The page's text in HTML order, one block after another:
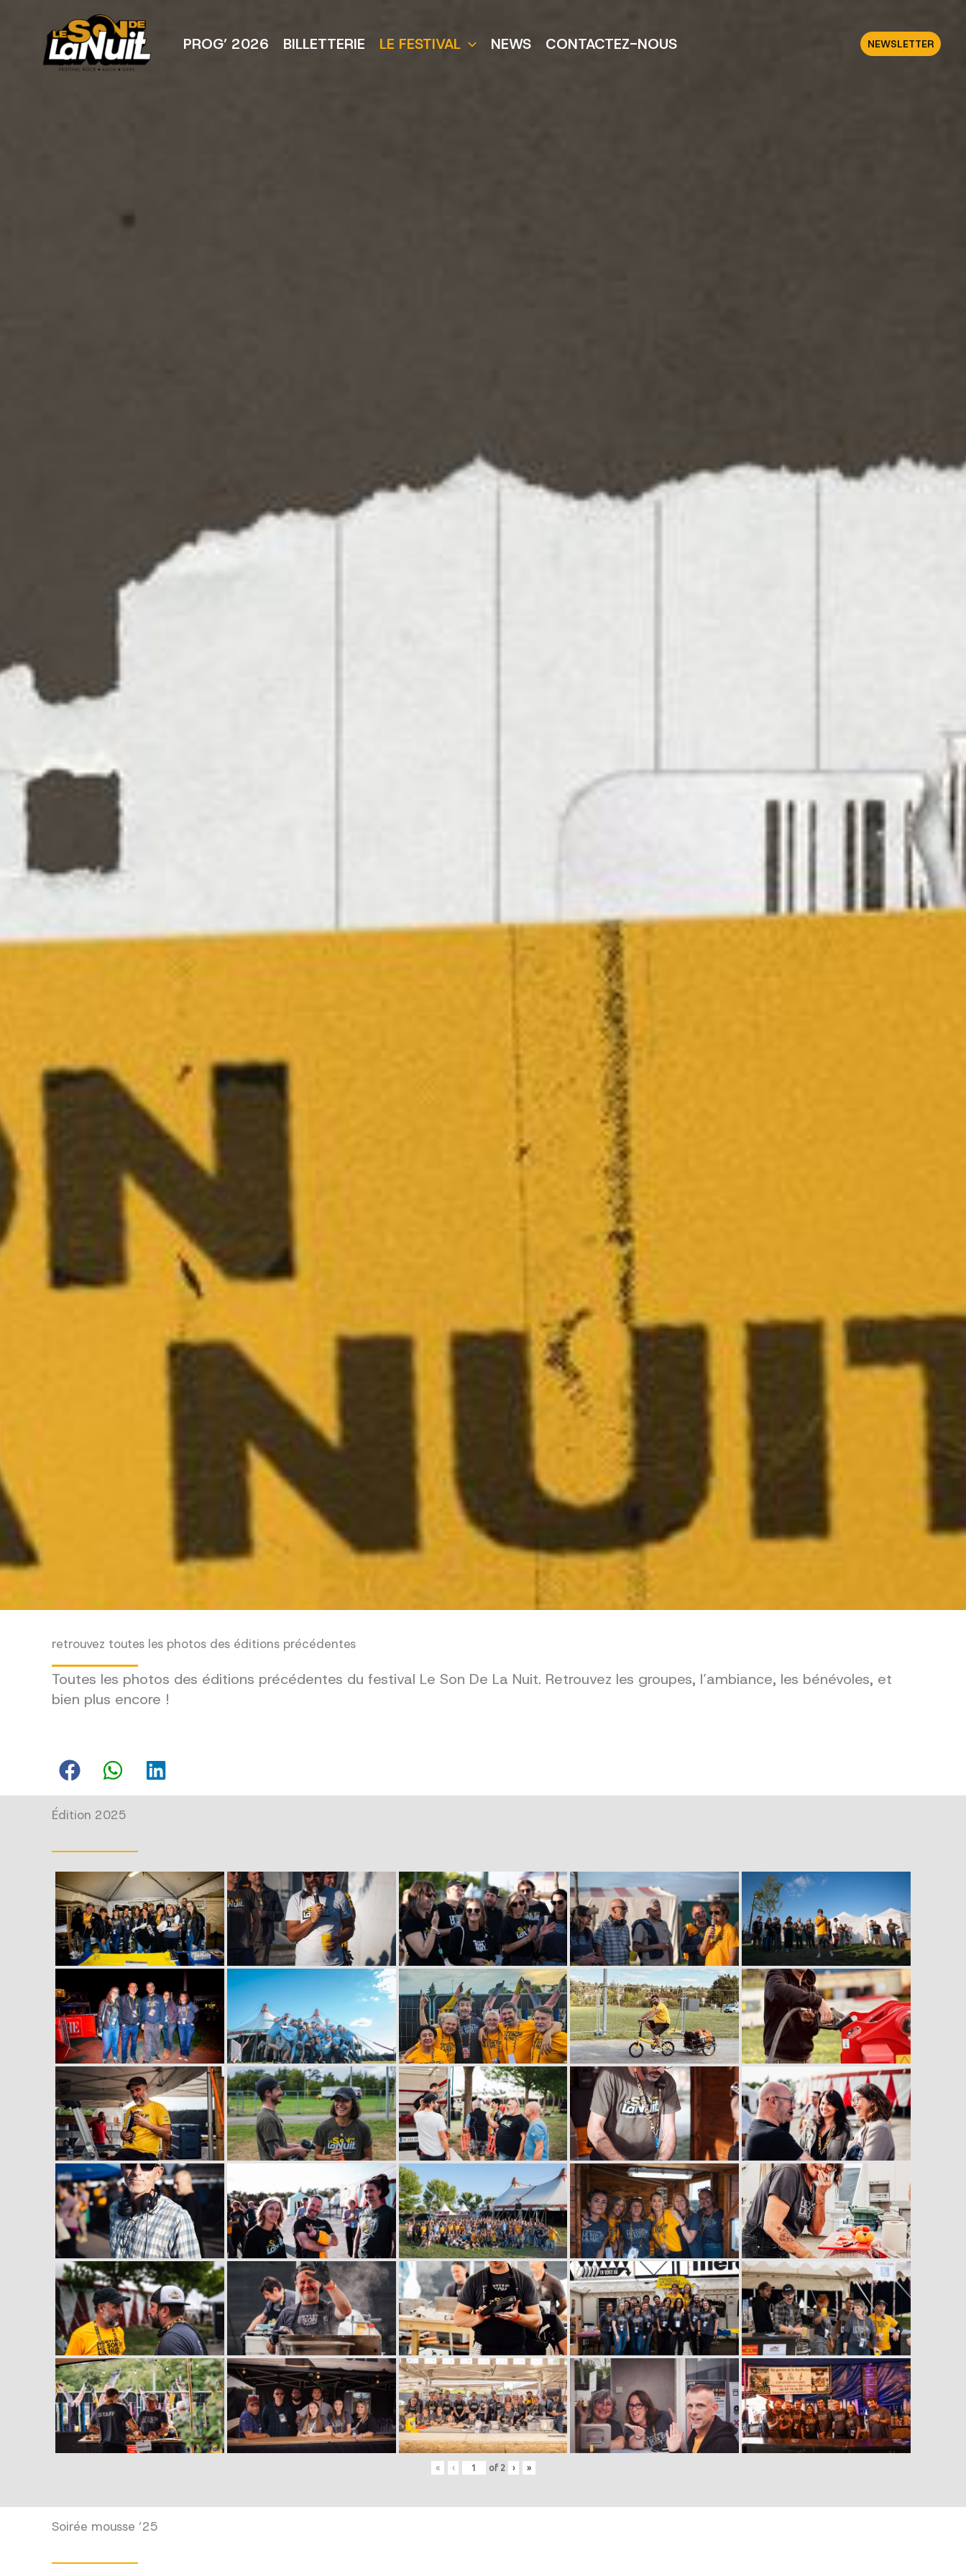
PROG’ 2026 BILLETTERIE LE FESTIVAL NEWS CONTACTEZ-NOUS NEWSLETTER
retrouvez toutes les photos des éditions précédentes
Toutes les photos des éditions précédentes du festival Le Son De La Nuit. Retrouvez les groupes, l’ambiance, les bénévoles, et
bien plus encore !
Édition 2025
« ‹ of 2 › »
Soirée mousse ’25